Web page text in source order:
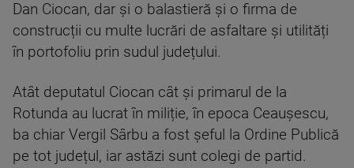
Dan Ciocan, dar și o balastieră și o firma de
construcții cu multe lucrări de asfaltare și utilități
în portofoliu prin sudul județului.
Atât deputatul Ciocan cât și primarul de la
Rotunda au lucrat în miliție, în epoca Ceaușescu,
ba chiar Vergil Sârbu a fost șeful la Ordine Publică
pe tot județul, iar astăzi sunt colegi de partid.